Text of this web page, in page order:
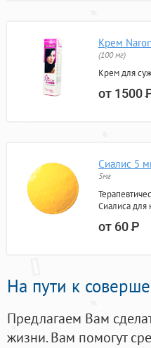
Крем
(100 мг)
Крем для
от 1500
Сиалис 5
5мг
Сиалиса для
от 60Р
На пути к
Предлагаем Вам
жизни. Вам помогут